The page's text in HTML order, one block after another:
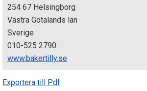
254 67 Helsingborg
Västra Götalands län
Sverige
010-525 2790
www.bakertilly.se
Exportera till Pdf